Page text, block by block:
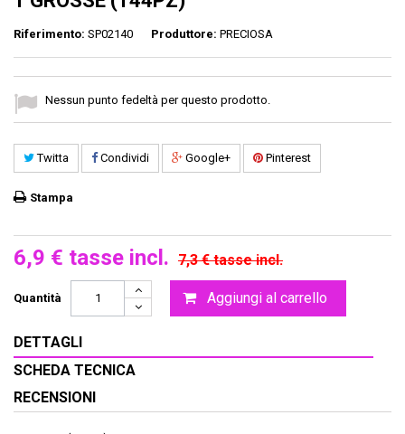
Riferimento: SP02140 Produttore: PRECIOSA
Nessun punto fedeltà per questo prodotto.
Twitta Condividi Google+ Pinterest
Stampa
6,9 € tasse incl. 7,3 €tasse incl.
Quantità Aggiungi al carrello
DETTAGLI
SCHEDA TECNICA
RECENSIONI